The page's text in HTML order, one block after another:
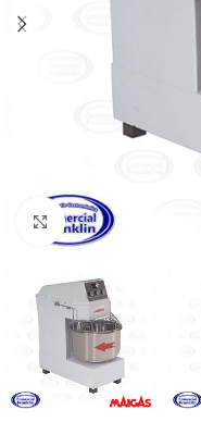
Haga clic para ampliar